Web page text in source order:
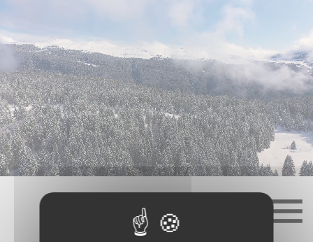
content